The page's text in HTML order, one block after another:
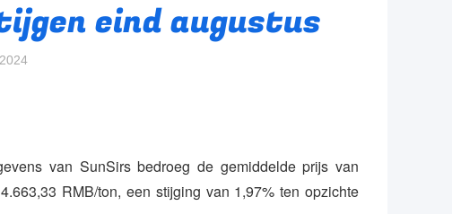
eind augustus
van SunSirs bedroeg de gemiddelde prijs van
RMB/ton, een stijging van 1,97% ten opzichte